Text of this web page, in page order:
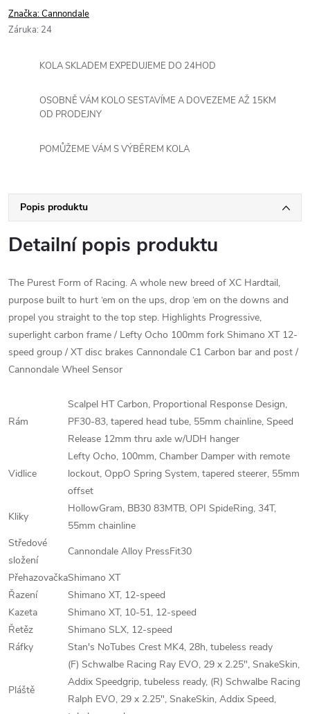
Značka:Cannondale
Záruka: 24
KOLA SKLADEM EXPEDUJEME DO 24HOD
OSOBNĚ VÁM KOLO SESTAVÍME A DOVEZEME AŽ 15KM
OD PRODEJNY
POMŮŽEME VÁM S VÝBĚREM KOLA
Popis produktu
Detailní popis produktu
The Purest Form of Racing. A whole new breed of XC Hardtail,
purpose built to hurt ‘em on the ups, drop ‘em on the downs and
propel you straight to the top step. Highlights Progressive,
superlight carbon frame / Lefty Ocho 100mm fork Shimano XT 12-
speed group / XT disc brakes Cannondale C1 Carbon bar and post /
Cannondale Wheel Sensor
Rám
Scalpel HT Carbon, Proportional Response Design,
PF30-83, tapered head tube, 55mm chainline, Speed
Release 12mm thru axle w/UDH hanger
Vidlice
Lefty Ocho, 100mm, Chamber Damper with remote
lockout, OppO Spring System, tapered steerer, 55mm
offset
Kliky
HollowGram, BB30 83MTB, OPI SpideRing, 34T,
55mm chainline
Středové
složení
Cannondale Alloy PressFit30
PřehazovačkaShimano XT
Řazení
Shimano XT, 12-speed
Kazeta
Shimano XT, 10-51, 12-speed
Řetěz
Shimano SLX, 12-speed
Ráfky
Stan's NoTubes Crest MK4, 28h, tubeless ready
Pláště
(F) Schwalbe Racing Ray EVO, 29 x 2.25", SnakeSkin,
Addix Speedgrip, tubeless ready, (R) Schwalbe Racing
Ralph EVO, 29 x 2.25", SnakeSkin, Addix Speed,